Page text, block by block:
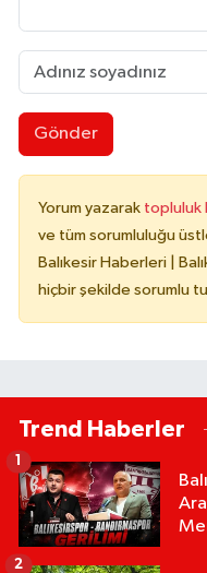
Gönder
Yorum yazarak topluluk
ve tüm sorumluluğu
Balıkesir Haberleri |
hiçbir şekilde sorumlu
Trend Haberler
1
2